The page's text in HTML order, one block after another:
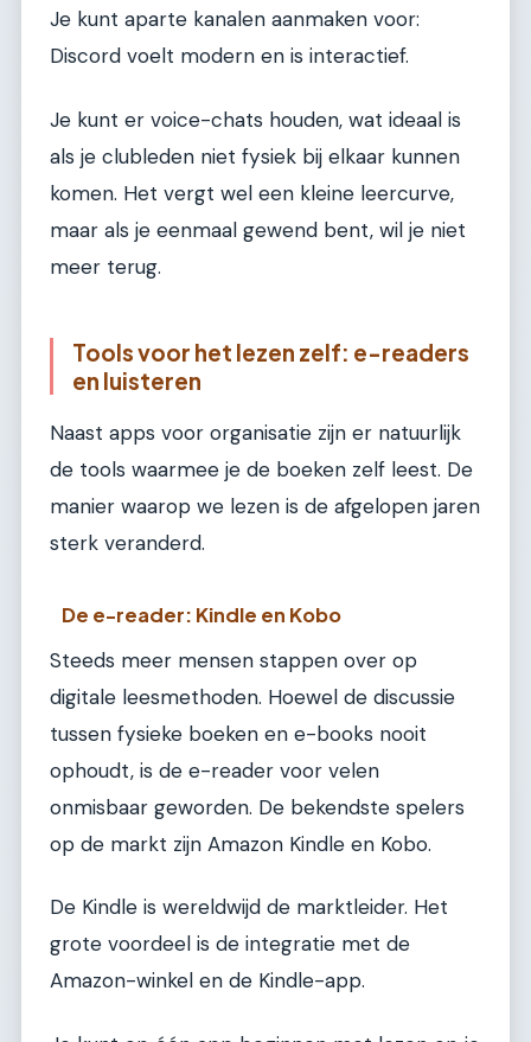
Je kunt aparte kanalen aanmaken voor:
Discord voelt modern en is interactief.
Je kunt er voice-chats houden, wat ideaal is
als je clubleden niet fysiek bij elkaar kunnen
komen. Het vergt wel een kleine leercurve,
maar als je eenmaal gewend bent, wil je niet
meer terug.
Tools voor het lezen zelf: e-readers
en luisteren
Naast apps voor organisatie zijn er natuurlijk
de tools waarmee je de boeken zelf leest. De
manier waarop we lezen is de afgelopen jaren
sterk veranderd.
De e-reader: Kindle en Kobo
Steeds meer mensen stappen over op
digitale leesmethoden. Hoewel de discussie
tussen fysieke boeken en e-books nooit
ophoudt, is de e-reader voor velen
onmisbaar geworden. De bekendste spelers
op de markt zijn Amazon Kindle en Kobo.
De Kindle is wereldwijd de marktleider. Het
grote voordeel is de integratie met de
Amazon-winkel en de Kindle-app.